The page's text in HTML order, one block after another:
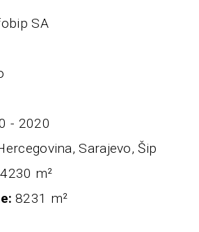
SA
- 2020
Sarajevo, Šip
4230 m²
8231 m²